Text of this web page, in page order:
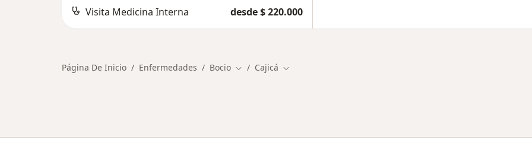
Visita Medicina Interna desde $ 220.000
Página De Inicio Enfermedades Bocio Cambiar de ciudad
Cajicá Cambiar de ciudad